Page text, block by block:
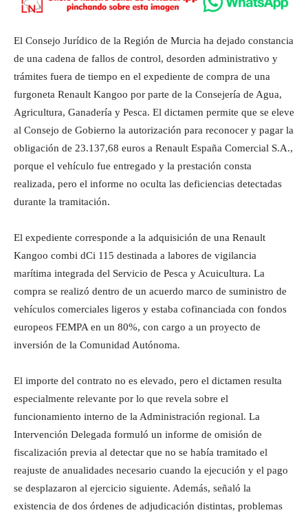
El Consejo Jurídico de la Región de Murcia ha dejado constancia
de una cadena de fallos de control, desorden administrativo y
trámites fuera de tiempo en el expediente de compra de una
furgoneta Renault Kangoo por parte de la Consejería de Agua,
Agricultura, Ganadería y Pesca. El dictamen permite que se eleve
al Consejo de Gobierno la autorización para reconocer y pagar la
obligación de 23.137,68 euros a Renault España Comercial S.A.,
porque el vehículo fue entregado y la prestación consta
realizada, pero el informe no oculta las deficiencias detectadas
durante la tramitación.
El expediente corresponde a la adquisición de una Renault
Kangoo combi dCi 115 destinada a labores de vigilancia
marítima integrada del Servicio de Pesca y Acuicultura. La
compra se realizó dentro de un acuerdo marco de suministro de
vehículos comerciales ligeros y estaba cofinanciada con fondos
europeos FEMPA en un 80%, con cargo a un proyecto de
inversión de la Comunidad Autónoma.
El importe del contrato no es elevado, pero el dictamen resulta
especialmente relevante por lo que revela sobre el
funcionamiento interno de la Administración regional. La
Intervención Delegada formuló un informe de omisión de
fiscalización previa al detectar que no se había tramitado el
reajuste de anualidades necesario cuando la ejecución y el pago
se desplazaron al ejercicio siguiente. Además, señaló la
existencia de dos órdenes de adjudicación distintas, problemas